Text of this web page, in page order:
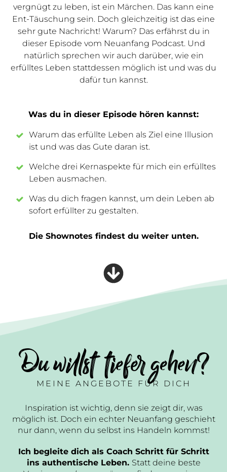
vergnügt zu leben, ist ein Märchen. Das kann eine
Ent-Täuschung sein. Doch gleichzeitig ist das eine
sehr gute Nachricht! Warum? Das erfährst du in
dieser Episode vom Neuanfang Podcast. Und
natürlich sprechen wir auch darüber, wie ein
erfülltes Leben stattdessen möglich ist und was du
dafür tun kannst.
Was du in dieser Episode hören kannst:
Warum das erfüllte Leben als Ziel eine Illusion
ist und was das Gute daran ist.
Welche drei Kernaspekte für mich ein erfülltes
Leben ausmachen.
Was du dich fragen kannst, um dein Leben ab
sofort erfüllter zu gestalten.
Die Shownotes findest du weiter unten.
Du willst tiefer gehen?
MEINE ANGEBOTE FÜR DICH
Inspiration ist wichtig, denn sie zeigt dir, was
möglich ist. Doch ein echter Neuanfang geschieht
nur dann, wenn du selbst ins Handeln kommst!
Ich begleite dich als Coach Schritt für Schritt
ins authentische Leben. Statt deine beste